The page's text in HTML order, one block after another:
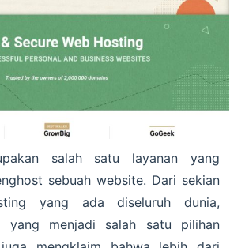
salah satu layanan yang
sebuah website. Dari sekian
yang ada diseluruh dunia,
yang menjadi salah satu pilihan